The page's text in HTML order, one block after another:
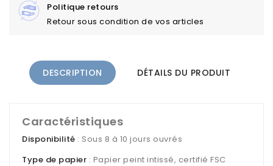
Politique retours
Retour sous condition de vos articles
DESCRIPTION DÉTAILS DU PRODUIT
Caractéristiques
Disponibilité : Sous 8 à 10 jours ouvrés
Type de papier : Papier peint intissé, certifié FSC